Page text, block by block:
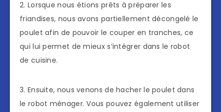
2. Lorsque nous étions prêts à préparer les
friandises, nous avons partiellement décongelé le
poulet afin de pouvoir le couper en tranches, ce
qui lui permet de mieux s’intégrer dans le robot
de cuisine.
3. Ensuite, nous venons de hacher le poulet dans
le robot ménager. Vous pouvez également utiliser